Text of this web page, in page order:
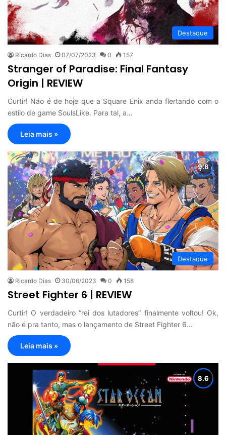
Destaque
Ricardo Dias 07/07/2023 0 157
Stranger of Paradise: Final Fantasy
Origin | REVIEW
Curtir! Não é de hoje que a Square Enix anda flertando com o
estilo de game SoulsLike. Para tal, a…
Leia mais »
Destaque
Ricardo Dias 30/06/2023 0 158
Street Fighter 6 | REVIEW
Curtir! O verdadeiro “rei dos lutadores” finalmente voltou! Ok,
não é pra tanto, mas o lançamento de Street Fighter 6…
Leia mais »